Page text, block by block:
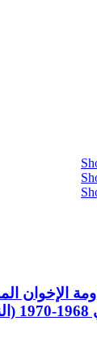
الإخوان
المشروع